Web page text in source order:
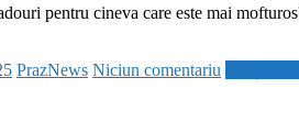
pentru cineva care este mai
PrazNews Niciun comentariu